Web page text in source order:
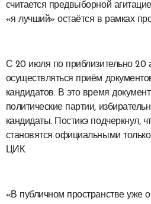
считается предвыборной
«я лучший» остаётся в рамках
С 20 июля по приблизительно 20
осуществляться приём
кандидатов. В это время
политические партии,
кандидаты. Постикэ подчеркнул,
становятся официальными
ЦИК.
«В публичном пространстве уже